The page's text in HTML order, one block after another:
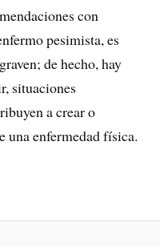
con
pesimista, es
de hecho, hay
situaciones
a crear o
una enfermedad física.